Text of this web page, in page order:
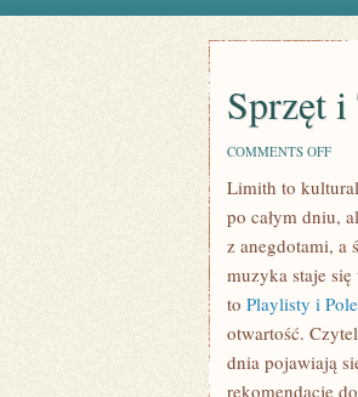
Sprzęt
COMMENTS OFFON
I
Limith to
po całym dniu,
z anegdotami, a
muzyka staje
to Playlisty i
otwartość.
dnia pojawiają
rekomendacje